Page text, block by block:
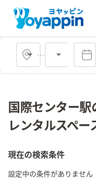
会場タイプ
国際センター
レンタルスペ
現在の検索条件
設定中の条件がありません